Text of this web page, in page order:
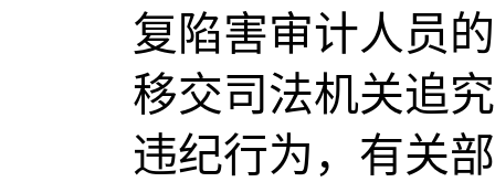
复陷害审计人员
移交司法机关追
违纪行为，有关